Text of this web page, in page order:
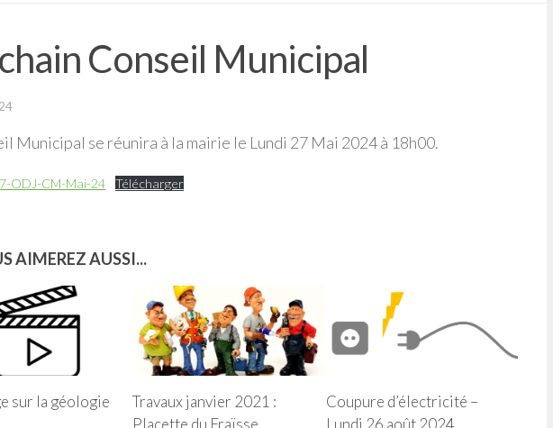
Conseil Municipal
Municipal se réunira à la mairie le Lundi 27 Mai 2024 à 18h00.
ODJ-CM-Mai-24 Télécharger
AIMEREZ AUSSI...
sur la géologie
Travaux janvier 2021 :
Placette du Fraïsse
Coupure d’électricité –
Lundi 26 août 2024